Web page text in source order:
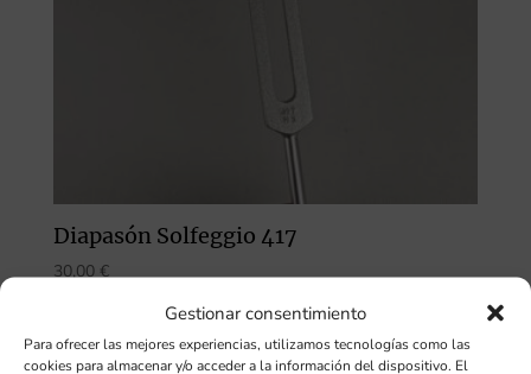
Gestionar consentimiento
Para ofrecer las mejores experiencias, utilizamos tecnologías como las
cookies para almacenar y/o acceder a la información del dispositivo. El
Diapasón Solfeggio 417
30,00 €